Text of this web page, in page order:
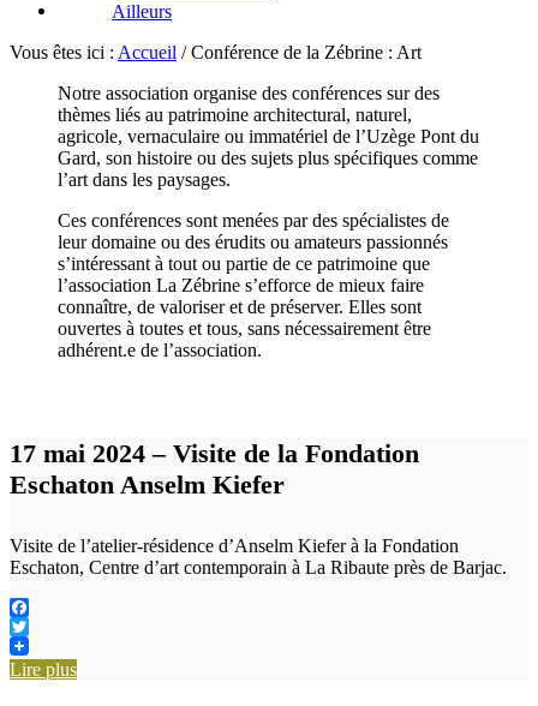
Ailleurs
Vous êtes ici : Accueil /Conférence de la Zébrine : Art
Notre association organise des conférences sur des
thèmes liés au patrimoine architectural, naturel,
agricole, vernaculaire ou immatériel de l’Uzège Pont du
Gard, son histoire ou des sujets plus spécifiques comme
l’art dans les paysages.
Ces conférences sont menées par des spécialistes de
leur domaine ou des érudits ou amateurs passionnés
s’intéressant à tout ou partie de ce patrimoine que
l’association La Zébrine s’efforce de mieux faire
connaître, de valoriser et de préserver. Elles sont
ouvertes à toutes et tous, sans nécessairement être
adhérent.e de l’association.
17 mai 2024 – Visite de la Fondation
Eschaton Anselm Kiefer
Visite de l’atelier-résidence d’Anselm Kiefer à la Fondation
Eschaton, Centre d’art contemporain à La Ribaute près de Barjac.
Facebook
Twitter
Lire plus